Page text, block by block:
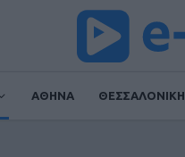
ΑΘΗΝΑ ΘΕΣΣΑΛΟΝΙΚΗ